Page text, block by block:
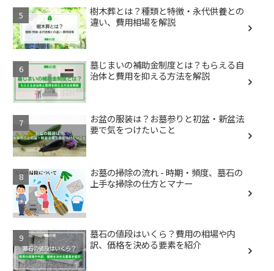
樹木葬とは？種類と特徴・永代供養との
違い、費用相場を解説
墓じまいの補助金制度とは？もらえる自
治体と費用を抑える方法を解説
お盆の服装は？お墓参りと初盆・新盆法
要で気をつけたいこと
お墓の掃除の流れ - 時期・頻度、墓石の
上手な掃除の仕方とマナー
墓石の値段はいくら？費用の相場や内
訳、価格を決める要素を紹介